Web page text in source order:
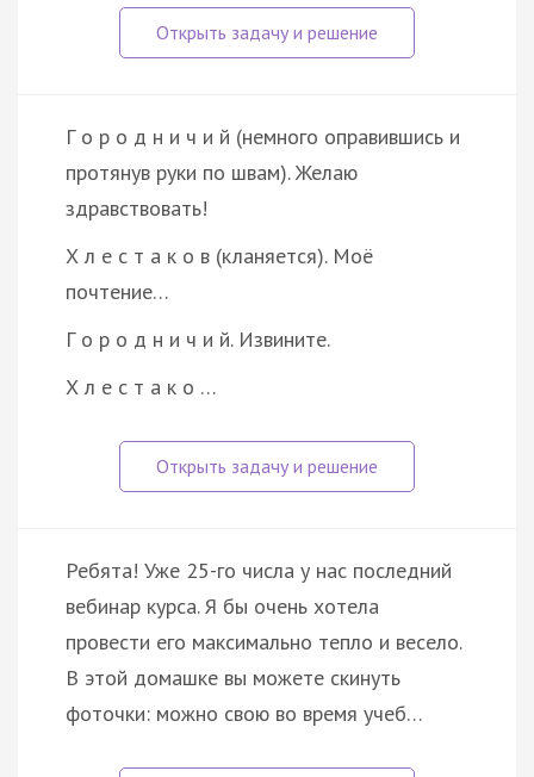
Г о р о д н и ч и й (немного оправившись и
протянув руки по швам). Желаю
здравствовать!
Х л е с т а к о в (кланяется). Моё
почтение…
Г о р о д н и ч и й. Извините.
Х л е с т а к о …
Ребята! Уже 25-го числа у нас последний
вебинар курса. Я бы очень хотела
провести его максимально тепло и весело.
В этой домашке вы можете скинуть
фоточки: можно свою во время учеб…